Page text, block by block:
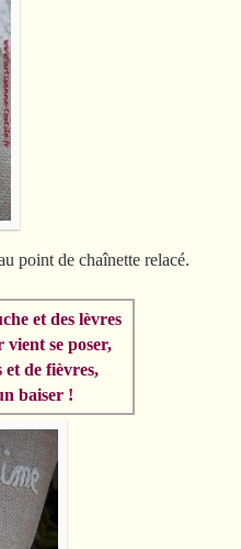
point de chaînette relacé.
et des lèvres
se poser,
et de fièvres,
baiser !